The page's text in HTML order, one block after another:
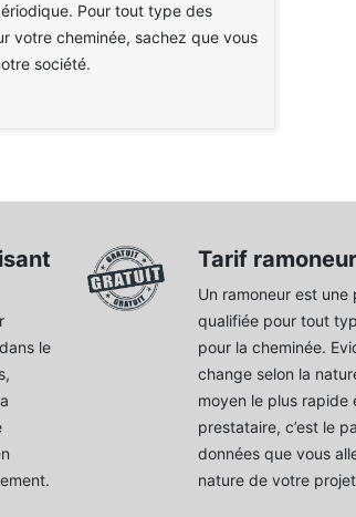
Pour tout type des
votre cheminée, sachez que vous
société.
le
Tarif
Un ramoneur est
qualifiée pour tout
pour la cheminée.
change selon la
moyen le plus
prestataire, c’est le
données que vous
nature de votre